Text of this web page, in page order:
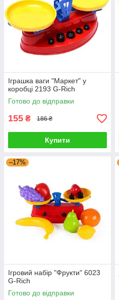
Іграшка ваги "Маркет" у
коробці 2193 G-Rich
Готово до відправки
155 ₴ 186 ₴
Купити
–17%
Ігровий набір "Фрукти" 6023
G-Rich
Готово до відправки